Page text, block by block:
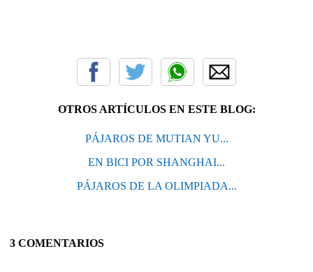
OTROS ARTÍCULOS EN ESTE BLOG:
PÁJAROS DE MUTIAN YU...
EN BICI POR SHANGHAI...
PÁJAROS DE LA OLIMPIADA...
3 COMENTARIOS